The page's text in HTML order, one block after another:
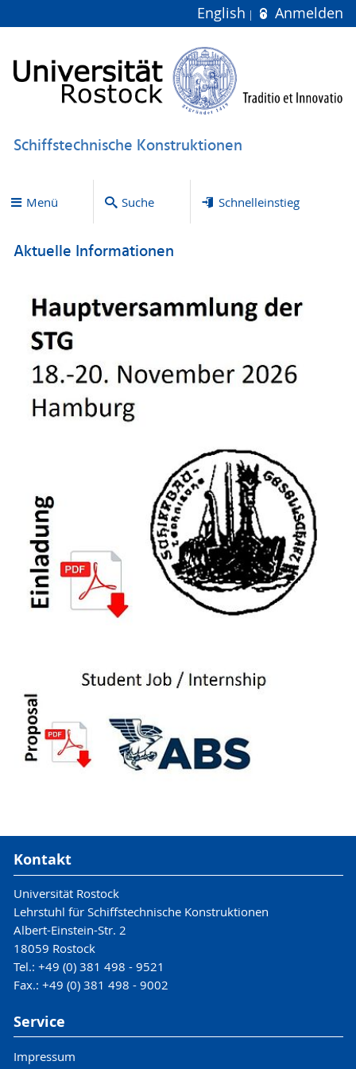
English Anmelden
Schiffstechnische Konstruktionen
Menü Suche Schnelleinstieg
Aktuelle Informationen
Kontakt
Universität Rostock
Lehrstuhl für Schiffstechnische Konstruktionen
Albert-Einstein-Str. 2
18059 Rostock
Tel.: +49 (0) 381 498 - 9521
Fax.: +49 (0) 381 498 - 9002
Service
Impressum